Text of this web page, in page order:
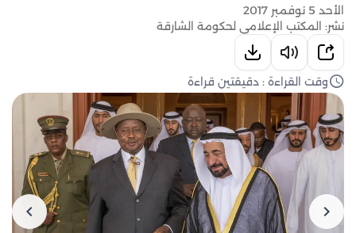
الأحد 5 نوفمبر 2017
نشر: المكتب الإعلامي لحكومة الشارقة
وقت القراءة : دقيقتين قراءة